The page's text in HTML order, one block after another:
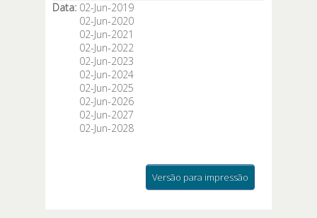
Data: 02-Jun-2019
02-Jun-2020
02-Jun-2021
02-Jun-2022
02-Jun-2023
02-Jun-2024
02-Jun-2025
02-Jun-2026
02-Jun-2027
02-Jun-2028
Versão para impressão